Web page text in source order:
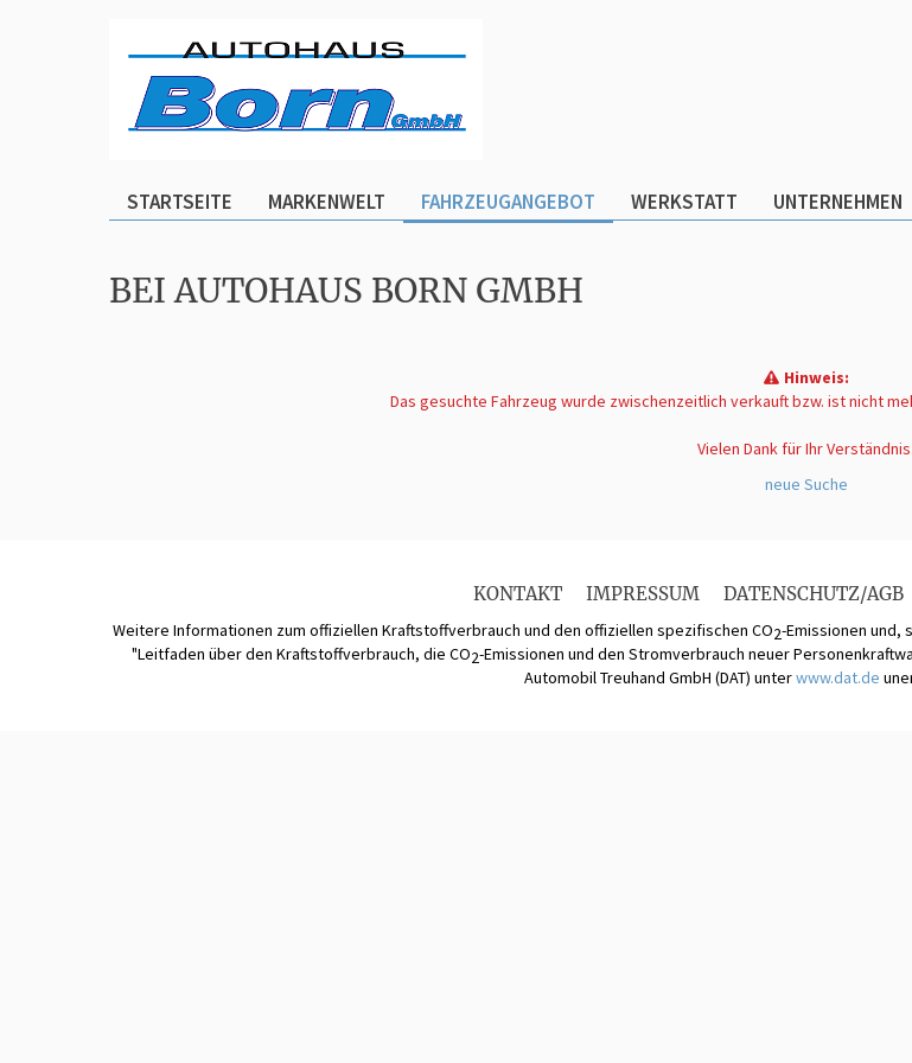
STARTSEITE MARKENWELT FAHRZEUGANGEBOT WERKSTATT UNTERNEHMEN
BEI AUTOHAUS BORN GMBH
Hinweis:
Das gesuchte Fahrzeug wurde zwischenzeitlich verkauft bzw. ist nicht
Vielen Dank für Ihr Verständnis.
neue Suche
KONTAKT IMPRESSUM DATENSCHUTZ/AGB
Weitere Informationen zum offiziellen Kraftstoffverbrauch und den offiziellen spezifischen CO2-Emissionen und,
"Leitfaden über den Kraftstoffverbrauch, die CO2-Emissionen und den Stromverbrauch neuer
Automobil Treuhand GmbH (DAT) unterwww.dat.de